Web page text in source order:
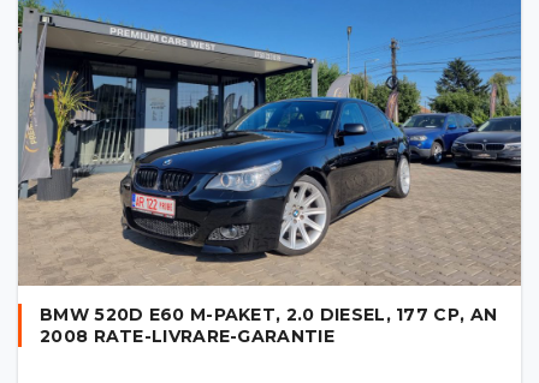
BMW 520D E60 M-PAKET, 2.0 DIESEL, 177 CP, AN
2008 RATE-LIVRARE-GARANTIE